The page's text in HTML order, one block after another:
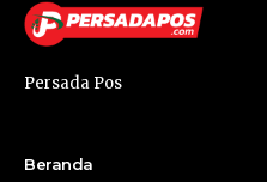
Persada Pos
Beranda